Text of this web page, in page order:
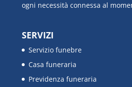
ogni necessità connessa al
SERVIZI
Servizio funebre
Casa funeraria
Previdenza funeraria